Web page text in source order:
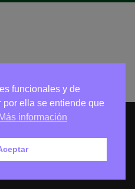
la mejor experiencia en
cookies utilizamos o
funcionales y de
por ella se entiende que
Más información